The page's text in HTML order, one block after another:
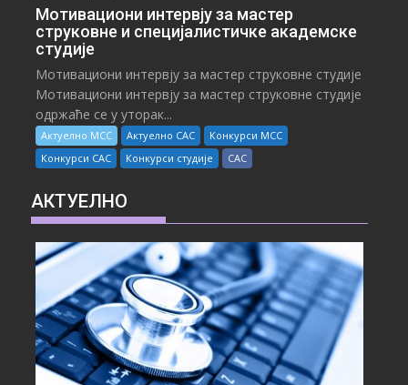
Мотивациони интервју за мастер
струковне и специјалистичке академске
студије
Мотивациони интервју за мастер струковне студије
Мотивациони интервју за мастер струковне студије
одржаће се у уторак...
Актуелно МСС Актуелно САС
Конкурси МСС
Конкурси САС
Конкурси студије САС
АКТУЕЛНО